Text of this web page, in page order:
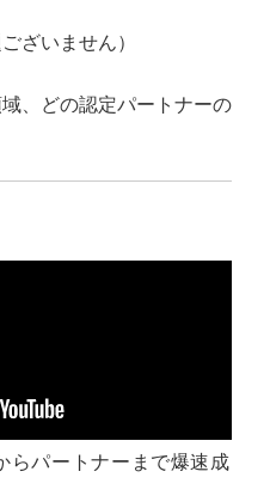
ざいません）
、どの認定パートナーの
らパートナーまで爆速成